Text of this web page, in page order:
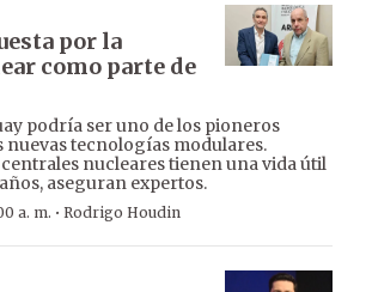
por la
como parte de
podría ser uno de los pioneros
nuevas tecnologías modulares.
nucleares tienen una vida útil
aseguran expertos.
a. m. · Rodrigo Houdin